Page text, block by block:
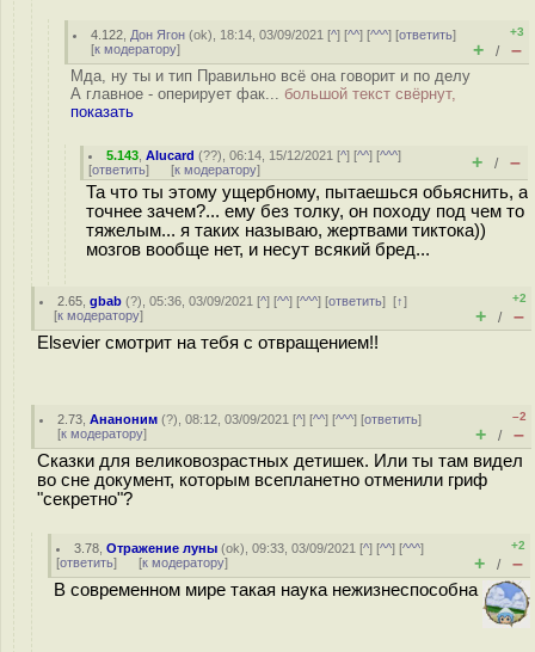
4.122 Дон Ягон (ok), 18:14, 03/09/2021 [^] [^^] [^^^] [ответить]
[к модератору]
+3
+ / –
Мда, ну ты и тип Правильно всё она говорит и по делу
А главное - оперирует фак... большой текст свёрнут,
показать
5.143 ,Alucard (??), 06:14, 15/12/2021 [^] [^^] [^^^]
[ответить] [к модератору] + / –
Та что ты этому ущербному, пытаешься обьяснить, а
точнее зачем?... ему без толку, он походу под чем то
тяжелым... я таких называю, жертвами тиктока))
мозгов вообще нет, и несут всякий бред...
2.65 ,gbab (?), 05:36, 03/09/2021 [^] [^^] [^^^] [ответить][↑]
[к модератору]
+2
+ / –
Elsevier смотрит на тебя с отвращением!!
2.73 ,Ананоним (?), 08:12, 03/09/2021 [^] [^^] [^^^] [ответить]
[к модератору]
–2
+ / –
Сказки для великовозрастных детишек. Или ты там видел
во сне документ, которым всепланетно отменили гриф
"секретно"?
3.78 ,Отражение луны (ok), 09:33, 03/09/2021 [^] [^^] [^^^]
[ответить] [к модератору]
+2
+ / –
В современном мире такая наука нежизнеспособна